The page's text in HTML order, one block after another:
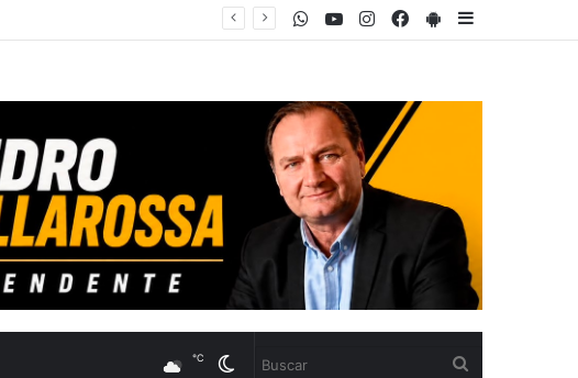
PlayStore
Facebook
Instagram
Youtube
WhatsApp
Cambiar
℃